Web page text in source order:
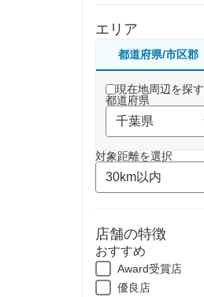
エリア
都道府県/市区郡
現在地周辺を探す
都道府県
対象距離を選択
店舗の特徴
おすすめ
Award受賞店
優良店